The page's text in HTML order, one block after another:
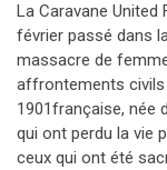
La Caravane
février passé dans
massacre de
affrontements civils
1901française, née
qui ont perdu la vie
ceux qui ont été